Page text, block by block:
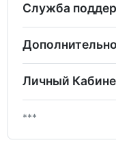
Служба
Дополнительно
Личный
***